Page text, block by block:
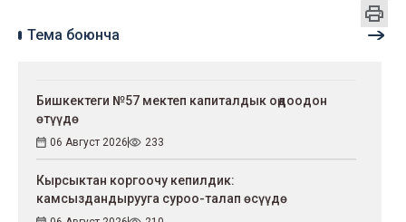
Тема боюнча
Бишкектеги №57 мектеп капиталдык оңдоодон
өтүүдө
06 Август 2026 233
Кырсыктан коргоочу кепилдик:
камсыздандырууга суроо-талап өсүүдө